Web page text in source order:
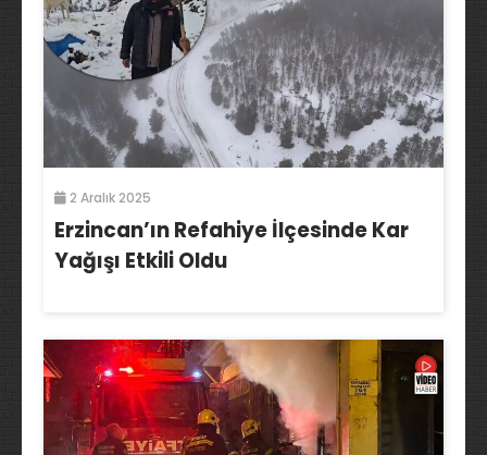
2 Aralık 2025
Erzincan’ın Refahiye İlçesinde Kar
Yağışı Etkili Oldu